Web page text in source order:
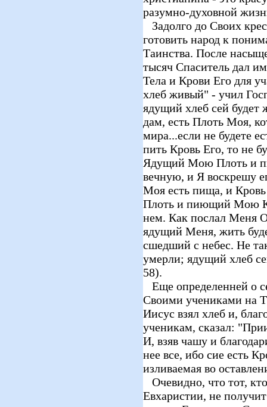
разумно-духовной
Задолго до Своих
готовить народ к
Таинства. После
тысяч Спаситель дал
Тела и Крови Его для
хлеб живый" - учил
ядущий хлеб сей будет
дам, есть Плоть Моя,
мира...если не будете
пить Кровь Его, то не
Ядущий Мою Плоть и
вечную, и Я воскрешу
Моя есть пища, и
Плоть и пиющий Мою
нем. Как послал Меня
ядущий Меня, жить
сшедший с небес. Не
умерли; ядущий хлеб
58).
Еще определенней о
Своими учениками на
Иисус взял хлеб и,
ученикам, сказал:
И, взяв чашу и
нее все, ибо сие есть
изливаемая во
Очевидно, что тот,
Евхаристии, не